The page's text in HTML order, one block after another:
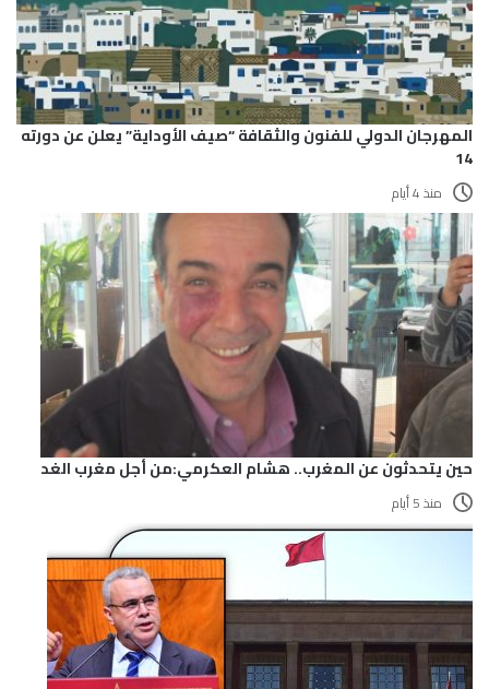
المهرجان الدولي للفنون والثقافة “صيف الأوداية” يعلن عن دورته
14
منذ 4 أيام
حين يتحدثون عن المغرب.. هشام العكرمي:من أجل مغرب الغد
منذ 5 أيام